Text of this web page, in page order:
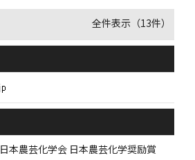
全件表示（13件）
日本農芸化学会 日本農芸化学奨励賞